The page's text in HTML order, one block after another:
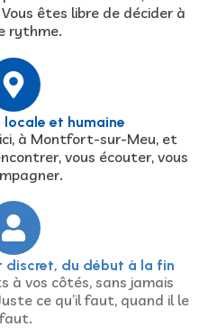
êtes libre de décider à
rythme.
locale et humaine
à Montfort-sur-Meu, et
vous écouter, vous
discret, du début à la fin
à vos côtés, sans jamais
ce qu’il faut, quand il le
faut.